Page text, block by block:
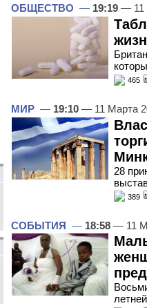
ОБЩЕСТВО — 19:19 — 11
465
МИР — 19:10 — 11 Марта
28
389
СОБЫТИЯ — 18:58 — 11